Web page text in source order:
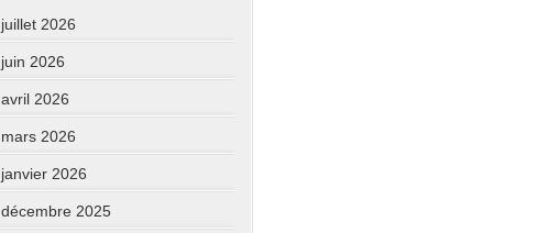
juillet 2026
juin 2026
avril 2026
mars 2026
janvier 2026
décembre 2025